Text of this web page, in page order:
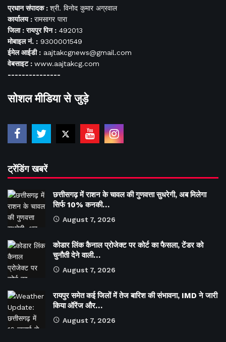
प्रधान संपादक : श्री. विनोद कुमार अग्रवाल
कार्यालय : रामसागर पारा
जिला : रायपुर पिन : 492013
मोबाइल नं. : 9300001549
ईमेल आईडी : aajtakcgnews@gmail.com
वेबसाइट : www.aajtakcg.com
---------------
सोशल मीडिया से जुड़े
ट्रेंडिंग खबरें
छत्तीसगढ़ में राशन के चावल की गुणवत्ता सुधरेगी, अब मिलेगा
सिर्फ 10% कनकी…
August 7, 2026
कोडार लिंक कैनाल प्रोजेक्ट पर कोर्ट का फैसला, टेंडर को
चुनौती देने वाली…
August 7, 2026
रायपुर समेत कई जिलों में तेज बारिश की संभावना, IMD ने जारी
किया ऑरेंज और…
August 7, 2026